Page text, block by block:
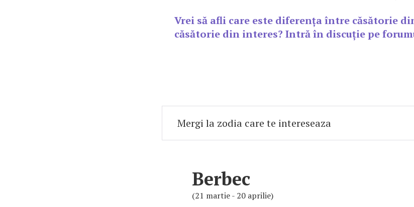
Vrei să afli care este diferența între căsătorie
căsătorie din interes? Intră în discuție pe
Berbec
(21 martie - 20 aprilie)